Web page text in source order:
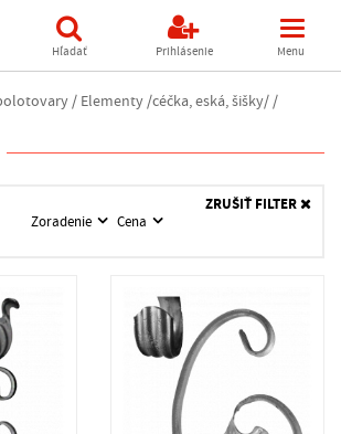
Hľadať Prihlásenie Menu
/ Elementy /céčka, eská, šišky/ /
Zoradenie Cena
ZRUŠIŤ FILTER